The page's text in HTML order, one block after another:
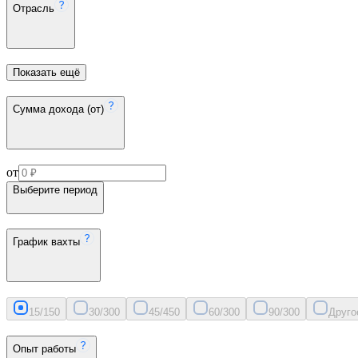
Отрасль
Показать ещё
Сумма дохода (от)
от
Выберите период
График вахты
15/150 30/300 45/450 60/300 90/300
Опыт работы